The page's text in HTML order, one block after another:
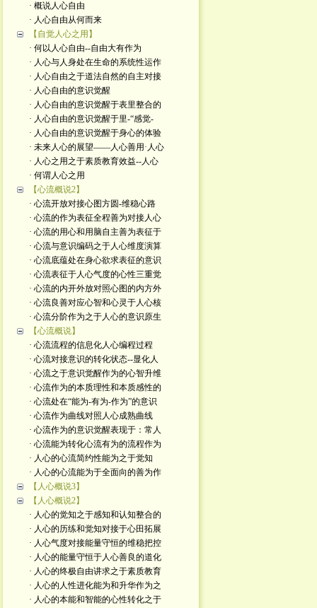
· 概说人心自由
· 人心自由从何而来
【自觉人心之用】
· 何以人心自由--自由大有作为
· 人心与人身处在生命的系统性运作
· 人心自由之于道法自然的自主对接
· 人心自由的意识觉醒
· 人心自由的意识觉醒于表里整合的
· 人心自由的意识觉醒于里-“感觉-
· 人心自由的意识觉醒于身心的体验
· 未来人心的展望——人心善用·人心
· 人心之用之于素质教育效益--人心
· 何谓人心之用
【心流概说2】
· 心流开放对接心图方圆-维稳心路
· 心流的作为表征全程善为对接人心
· 心流的用心和用脑自主善为表征于
· 心流与意识编码之于人心维度演算
· 心流底蕴处在身心欲求表征的意识
· 心流表征于人心气度的心性三重觉
· 心流的内开外放对照心图的内方外
· 心流良善对应心智和心灵于人心核
· 心流分阶作为之于人心的意识原生
【心流概说】
· 心流流程的信息化人心编程过程
· 心流对接意识的转化状态--显化人
· 心流之于意识觉醒作为的心智升维
· 心流作为的本质理性和本质感性的
· 心流处在“能为-有为-作为”的意识
· 心流作为曲线对照人心成熟曲线
· 心流作为的意识觉醒表现于：常人
· 心流能为转化心流有为的流程作为
· 人心的心流简约性能为之于觉知
· 人心的心流能为于全面向的善为作
【人心概说3】
【人心概说2】
· 人心的觉知之于感知和认知整合的
· 人心的历练和觉知对接于心田拓展
· 人心气度对接能量守恒的维稳把控
· 人心的能量守恒于人心善良的道化
· 人心的终极自由讲求之于素质教育
· 人心的人性进化能为和升华作为之
· 人心的本能和智能的心性转化之于